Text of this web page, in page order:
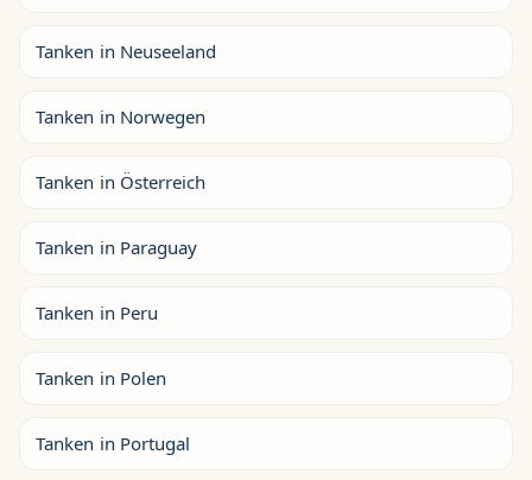
Tanken in Neuseeland
Tanken in Norwegen
Tanken in Österreich
Tanken in Paraguay
Tanken in Peru
Tanken in Polen
Tanken in Portugal